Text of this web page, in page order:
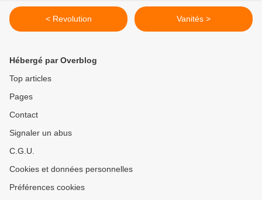
< Revolution Vanités >
Hébergé par Overblog
Top articles
Pages
Contact
Signaler un abus
C.G.U.
Cookies et données personnelles
Préférences cookies